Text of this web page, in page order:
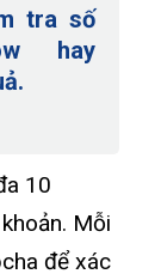
tra số
hay
10
Mỗi
để xác